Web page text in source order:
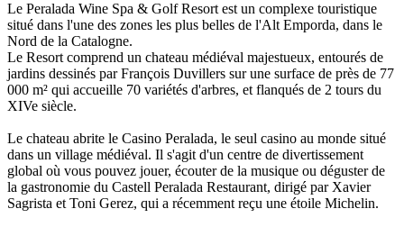
Le Peralada Wine Spa & Golf Resort est un complexe touristique
situé dans l'une des zones les plus belles de l'Alt Emporda, dans le
Nord de la Catalogne.
Le Resort comprend un chateau médiéval majestueux, entourés de
jardins dessinés par François Duvillers sur une surface de près de 77
000 m² qui accueille 70 variétés d'arbres, et flanqués de 2 tours du
XIVe siècle.
Le chateau abrite le Casino Peralada, le seul casino au monde situé
dans un village médiéval. Il s'agit d'un centre de divertissement
global où vous pouvez jouer, écouter de la musique ou déguster de
la gastronomie du Castell Peralada Restaurant, dirigé par Xavier
Sagrista et Toni Gerez, qui a récemment reçu une étoile Michelin.